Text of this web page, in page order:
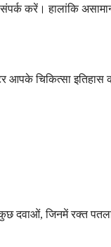
संपर्क करें। हालांकि
चिकित्सा इतिहास
दवाओं, जिनमें रक्त